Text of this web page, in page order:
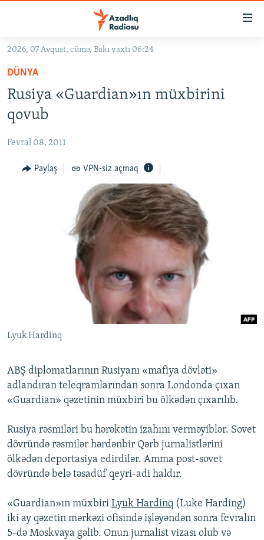
Əsas
qayıt
Əsas
naviqasiyaya
qayıt
Axtarışa
KORRUPSIOMETR
#ƏSLINDƏ
FƏRQƏ BAX
QANUNI DOĞRU
AZƏRBAYCAN ƏDƏBIYYATI KITABXANASI
İSLAM VƏ DEMOKRATIYA
İZ - MƏDƏNIYYƏT PROQRAMI
PEŞƏ ETIKASI VƏ JURNALISTIKA STANDARTLARIMIZ
MATERIALLARIMIZDAN ISTIFADƏ
AZADLIQRADIOSU MOBIL TELEFONUNUZDA
XƏBƏR BÜLLETENLƏRIMIZ
RFE/RL-in bütün saytları
2026, 07 Avqust, cümə, Bakı vaxtı 06:24
DÜNYA
Rusiya «Guardian»ın müxbirini
qovub
Fevral 08, 2011
Paylaş VPN-siz açmaq
Lyuk Hardinq
ABŞ diplomatlarının Rusiyanı «mafiya dövləti»
adlandıran teleqramlarından sonra Londonda çıxan
«Guardian» qəzetinin müxbiri bu ölkədən çıxarılıb.
Rusiya rəsmiləri bu hərəkətin izahını verməyiblər. Sovet
dövründə rəsmilər hərdənbir Qərb jurnalistlərini
ölkədən deportasiya edirdilər. Amma post-sovet
dövründə belə təsadüf qeyri-adi haldır.
«Guardian»ın müxbiri Lyuk Hardinq (Luke Harding)
iki ay qəzetin mərkəzi ofisində işləyəndən sonra fevralın
5-də Moskvaya gəlib. Onun jurnalist vizası olub və